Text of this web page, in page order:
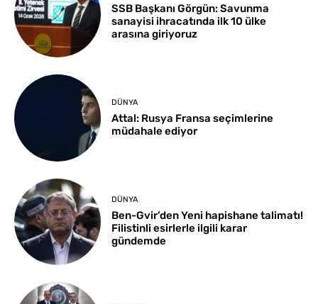
SSB Başkanı Görgün: Savunma
sanayisi ihracatında ilk 10 ülke
arasına giriyoruz
DÜNYA
Attal: Rusya Fransa seçimlerine
müdahale ediyor
DÜNYA
Ben-Gvir’den Yeni hapishane talimatı!
Filistinli esirlerle ilgili karar
gündemde